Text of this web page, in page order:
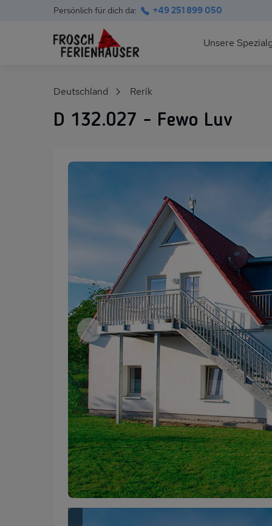
Persönlich für dich da: +49 251 899 050
Hauptnavigation
Unsere
Polnische Ostsee
Skihütten &
Gruppenhäuser
Deutschland Rerik
D 132.027 - Fewo Luv